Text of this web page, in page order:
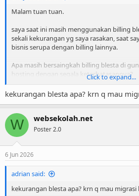
Malam tuan tuan.
saya saat ini masih menggunakan billing
sekali kekurangan yg saya rasakan, saat
bisnis serupa dengan billing lainnya.
Apa masih bersaingkah billing blesta di
hosting dengan segala keterbatasannya?
Kalau ada yg gunain billing blesta boleh
Click to expand...
kekurangan blesta apa? krn q mau
W websekolah.net
Poster 2.0
6 Jun 2026
adrian said:
kekurangan blesta apa? krn q mau migrasi